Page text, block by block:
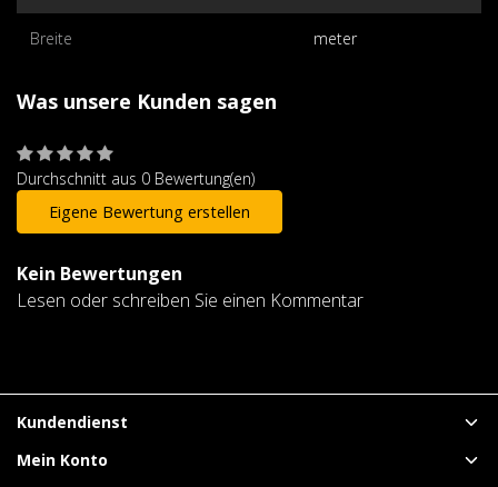
Breite meter
Was unsere Kunden sagen
Durchschnitt aus 0 Bewertung(en)
Eigene Bewertung erstellen
Kein Bewertungen
Lesen oder schreiben Sie einen Kommentar
Kundendienst
Mein Konto